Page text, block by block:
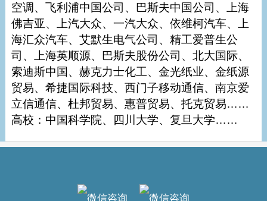
空调、飞利浦中国公司、巴斯夫中国公司、上海
佛吉亚、上汽大众、一汽大众、依维柯汽车、上
海汇众汽车、艾默生电气公司、精工爱普生公
司、上海英顺源、巴斯夫股份公司、北大国际、
索迪斯中国、赫克力士化工、金光纸业、金纸源
贸易、希捷国际科技、西门子移动通信、南京爱
立信通信、杜邦贸易、惠普贸易、托克贸易……
高校：中国科学院、四川大学、复旦大学……